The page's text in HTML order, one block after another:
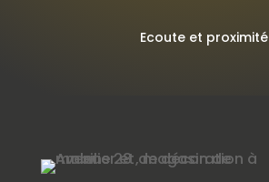
Ecoute et proximité